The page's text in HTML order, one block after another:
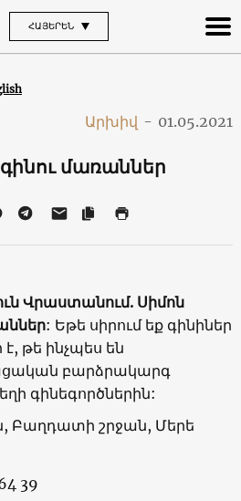
ՀԱՅԵՐԵՆ
Արխիվ - 01.05.2021
մառաններ
Վրաստանում. Սիմոն
: Եթե սիրում եք գինիներ
թե ինչպես են
բարձրակարգ
գինեգործներին:
Բաղդատի շրջան, Մերե
39